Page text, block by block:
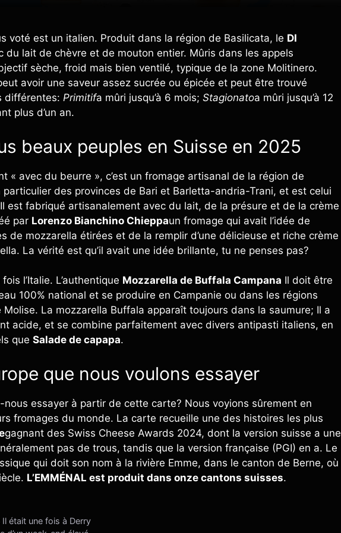
voté est un italien. Produit dans la région de Basilicata, le DI
du lait de chèvre et de mouton entier. Mûris dans les appels
sèche, froid mais bien ventilé, typique de la zone Molitinero.
avoir une saveur assez sucrée ou épicée et peut être trouvé
différentes: Primitifa mûri jusqu’à 6 mois; Stagionatoa mûri jusqu’à 12
plus d’un an.
beaux peuples en Suisse en 2025
« avec du beurre », c’est un fromage artisanal de la région de
particulier des provinces de Bari et Barletta-andria-Trani, et est celui
est fabriqué artisanalement avec du lait, de la présure et de la crème
par Lorenzo Bianchino Chieppaun fromage qui avait l’idée de
de mozzarella étirées et de la remplir d’une délicieuse et riche crème
La vérité est qu’il avait une idée brillante, tu ne penses pas?
l’Italie. L’authentique Mozzarella de Buffala Campana Il doit être
100% national et se produire en Campanie ou dans les régions
Molise. La mozzarella Buffala apparaît toujours dans la saumure; Il a
acide, et se combine parfaitement avec divers antipasti italiens, en
que Salade de capapa.
que nous voulons essayer
essayer à partir de cette carte? Nous voyions sûrement en
fromages du monde. La carte recueille une des histoires les plus
gagnant des Swiss Cheese Awards 2024, dont la version suisse a une
pas de trous, tandis que la version française (PGI) en a. Le
qui doit son nom à la rivière Emme, dans le canton de Berne, où
L’EMMÉNAL est produit dans onze cantons suisses.
était une fois à Derry